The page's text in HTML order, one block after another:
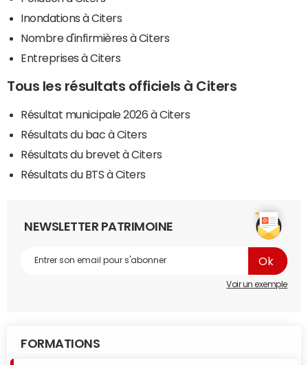
Inondations à Citers
Nombre d'infirmières à Citers
Entreprises à Citers
Tous les résultats officiels à Citers
Résultat municipale 2026 à Citers
Résultats du bac à Citers
Résultats du brevet à Citers
Résultats du BTS à Citers
NEWSLETTER PATRIMOINE
Voir un exemple
FORMATIONS